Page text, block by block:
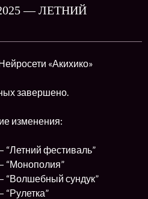
— ЛЕТНИЙ
«Акихико»
завершено.
изменения:
фестиваль”
“Монополия”
“Волшебный сундук”